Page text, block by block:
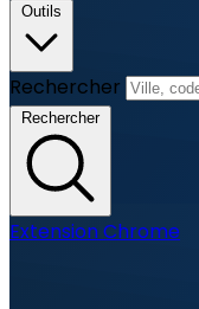
Outils
Rechercher
Rechercher
Extension Chrome